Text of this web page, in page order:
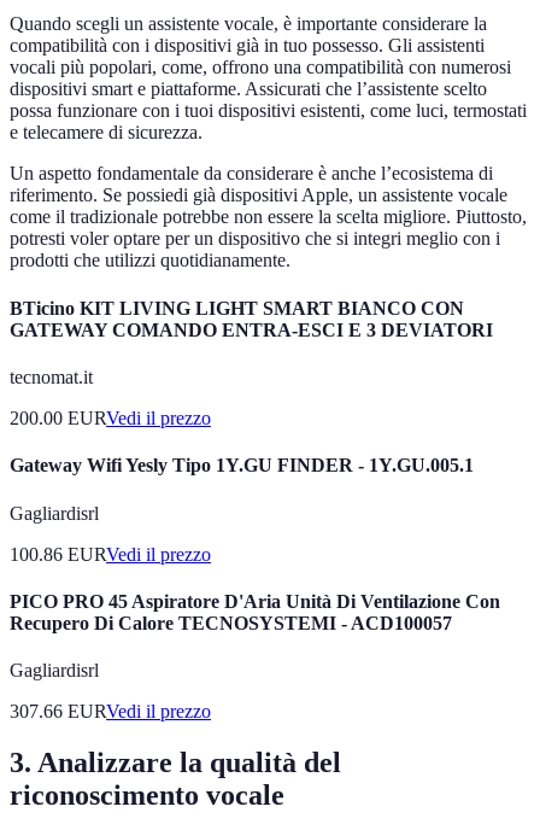
Quando scegli un assistente vocale, è importante considerare la
compatibilità con i dispositivi già in tuo possesso. Gli assistenti
vocali più popolari, come, offrono una compatibilità con numerosi
dispositivi smart e piattaforme. Assicurati che l’assistente scelto
possa funzionare con i tuoi dispositivi esistenti, come luci, termostati
e telecamere di sicurezza.
Un aspetto fondamentale da considerare è anche l’ecosistema di
riferimento. Se possiedi già dispositivi Apple, un assistente vocale
come il tradizionale potrebbe non essere la scelta migliore. Piuttosto,
potresti voler optare per un dispositivo che si integri meglio con i
prodotti che utilizzi quotidianamente.
BTicino KIT LIVING LIGHT SMART BIANCO CON
GATEWAY COMANDO ENTRA-ESCI E 3 DEVIATORI
tecnomat.it
200.00 EURVedi il prezzo
Gateway Wifi Yesly Tipo 1Y.GU FINDER - 1Y.GU.005.1
Gagliardisrl
100.86 EURVedi il prezzo
PICO PRO 45 Aspiratore D'Aria Unità Di Ventilazione Con
Recupero Di Calore TECNOSYSTEMI - ACD100057
Gagliardisrl
307.66 EURVedi il prezzo
3. Analizzare la qualità del
riconoscimento vocale